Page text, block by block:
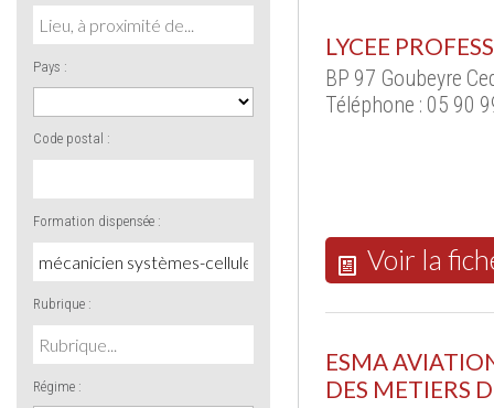
Pays :
Code postal :
Formation dispensée :
Rubrique :
Régime :
LYCEE
BP 97 Goubeyre
Téléphone : 05 90
Voir la
ESMA
DES METIERS